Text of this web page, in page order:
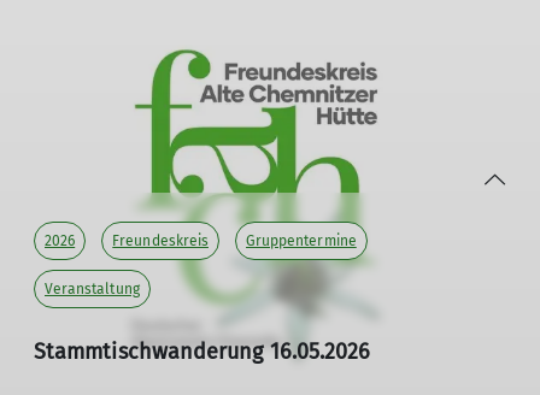
Liebe Freunde der Alten Chemnitzer Hütte,
wir laden euch herzlich zu einer weiteren
Stammtischwanderung im Juli ein.
mehr erfahren
2026 Freundeskreis Gruppentermine
Veranstaltung
Stammtischwanderung 16.05.2026